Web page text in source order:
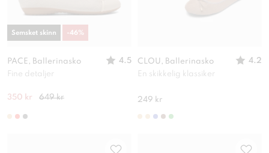
PACE, Ballerinasko
4.5
Fine detaljer
350 kr 649 kr
Semsket skinn -46%
CLOU, Ballerinasko
4.2
En skikkelig klassiker
249 kr